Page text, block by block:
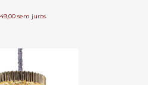
sem juros